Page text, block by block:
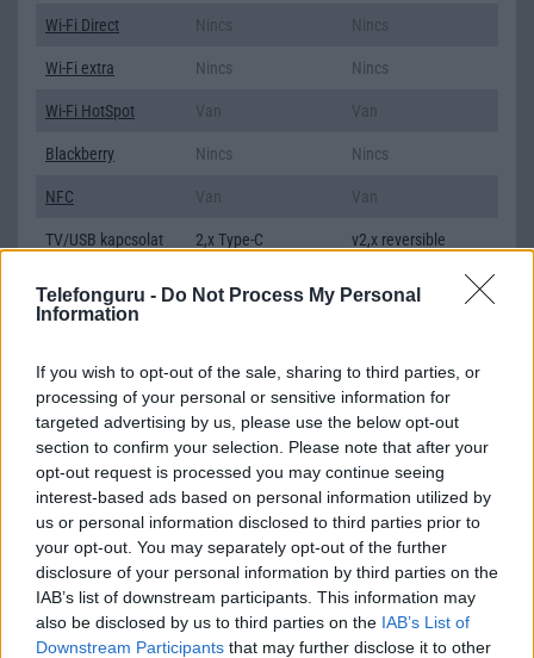
Telefonguru - Do Not Process My Personal
Information
If you wish to opt-out of the sale, sharing to third parties, or
processing of your personal or sensitive information for
targeted advertising by us, please use the below opt-out
section to confirm your selection. Please note that after your
opt-out request is processed you may continue seeing
interest-based ads based on personal information utilized by
us or personal information disclosed to third parties prior to
your opt-out. You may separately opt-out of the further
disclosure of your personal information by third parties on the
IAB’s list of downstream participants. This information may
also be disclosed by us to third parties on the IAB’s List of
Downstream Participants that may further disclose it to other
Wi-Fi Direct Nincs Nincs
Wi-Fi extra Nincs Nincs
Wi-Fi HotSpot Van Van
Blackberry Nincs Nincs
NFC Van Van
TV/USB kapcsolat 2,x Type-C
v2,x reversible
GPS
aGPS (USA), Glonass
(Japán)
aGPS (USA), Glonass
Push to Talk Nincs Nincs
AKKUMULÁTOR
Típus Li-Ion Li-Ion
Készenléti idő h /
Cserélhetőség
Az akkumulátor nem
vehetõ ki!
Az akkumulátor nem
vehetõ ki!
Beszélgetési idő h /
Gyorstöltés
Gyorstöltésre
alkalmas
Gyorstöltésre
alkalmas